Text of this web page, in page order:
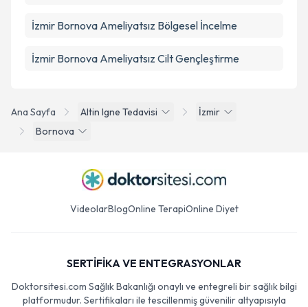
Ana Sayfa Altin Igne Tedavisi
İzmir
Bornova
İzmir Bornova Ameliyatsız Bölgesel İncelme
İzmir Bornova Ameliyatsız Cilt Gençleştirme
VideolarBlogOnline TerapiOnline Diyet
SERTİFİKA VE ENTEGRASYONLAR
Doktorsitesi.com Sağlık Bakanlığı onaylı ve entegreli bir sağlık bilgi
platformudur. Sertifikaları ile tescillenmiş güvenilir altyapısıyla